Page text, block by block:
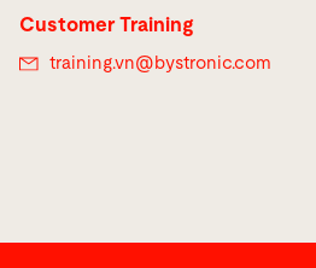
Customer Training
training.vn@ bystronic.com